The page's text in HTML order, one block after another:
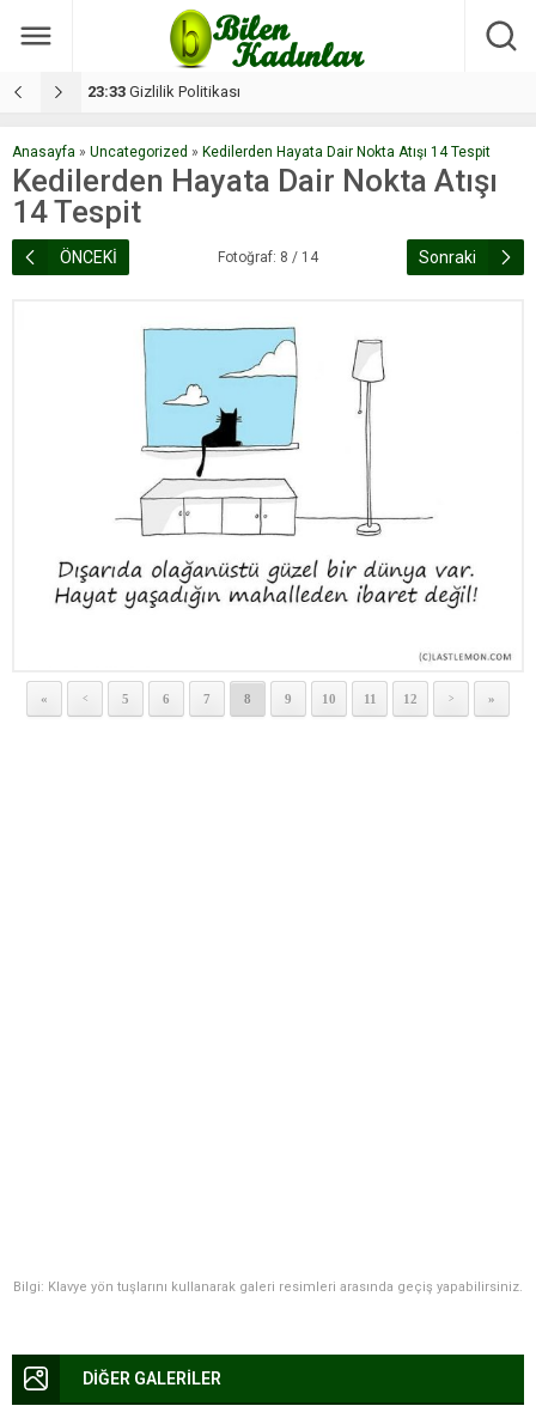
17:08 Dilan, düğününe 5 gün kala hayatını kaybetti
Anasayfa » Uncategorized » Kedilerden Hayata Dair Nokta Atışı 14 Tespit
Kedilerden Hayata Dair Nokta Atışı
14 Tespit
ÖNCEKİ Fotoğraf: 8 / 14 Sonraki
« < 5 6 7 8 9 10 11 12 > »
Bilgi: Klavye yön tuşlarını kullanarak galeri resimleri arasında geçiş yapabilirsiniz.
DİĞER GALERİLER